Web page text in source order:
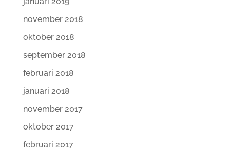
november 2018
oktober 2018
september 2018
februari 2018
januari 2018
november 2017
oktober 2017
februari 2017